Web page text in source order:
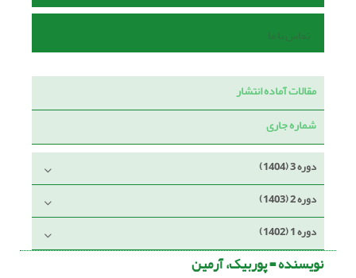
تماس با ما
مقالات آماده انتشار
شماره جاری
دوره 3 (1404)
دوره 2 (1403)
دوره 1 (1402)
نویسنده =پوربیک، آرمین